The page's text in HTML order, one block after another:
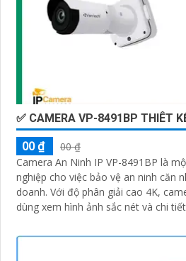
✅ CAMERA VP-8491BP THIÊT
00 ₫
00 ₫
Camera An Ninh IP VP-8491BP là
nghiệp cho việc bảo vệ an ninh căn
doanh. Với độ phân giải cao 4K, camera này cho phép người
dùng xem hình ảnh sắc nét và chi